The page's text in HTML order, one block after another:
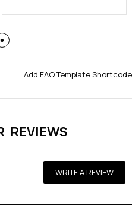
Add FAQ Template Shortcode
REVIEWS
WRITE A REVIEW